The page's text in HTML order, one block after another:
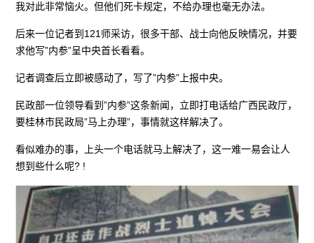
我对此非常恼火。但他们死卡规定，不给办理也毫无办法。
后来一位记者到121师采访，很多干部、战士向他反映情况，并要
求他写”内参”呈中央首长看看。
记者调查后立即被感动了，写了”内参”上报中央。
民政部一位领导看到”内参”这条新闻，立即打电话给广西民政厅，
要桂林市民政局”马上办理”，事情就这样解决了。
看似难办的事，上头一个电话就马上解决了，这一难一易会让人
想到些什么呢? !